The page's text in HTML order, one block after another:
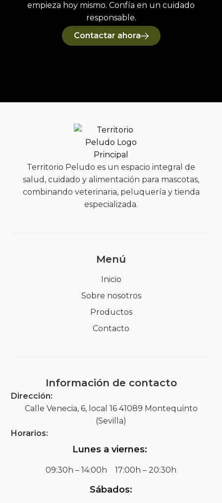
empieza hoy mismo. Confía en un cuidado
responsable.
Contactar ahora
Territorio Peludo es un espacio integral de
salud, cuidado y alimentación para mascotas,
combinando veterinaria, peluquería y tienda
especializada.
Menú
Inicio
Sobre nosotros
Productos
Contacto
Información de contacto
Dirección:
Calle Venecia, 6, local 16 41089 Montequinto
(Sevilla)
Horarios:
Lunes a viernes:
09:30h – 14:00h 17:00h – 20:30h
Sábados: